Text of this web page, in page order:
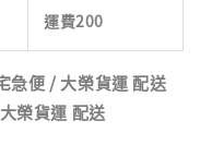
運費200
急便 / 大榮貨運 配送
榮貨運 配送